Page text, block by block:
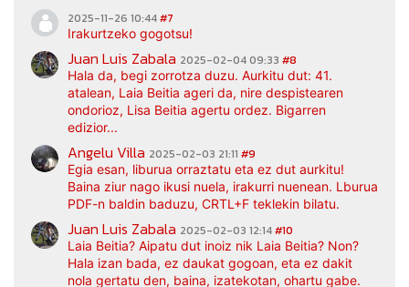
2025-11-26 10:44#7
Irakurtzeko gogotsu!
Juan Luis Zabala 2025-02-04 09:33 #8
Hala da, begi zorrotza duzu. Aurkitu dut: 41.
atalean, Laia Beitia ageri da, nire despistearen
ondorioz, Lisa Beitia agertu ordez. Bigarren
edizior...
Angelu Villa 2025-02-03 21:11 #9
Egia esan, liburua orraztatu eta ez dut aurkitu!
Baina ziur nago ikusi nuela, irakurri nuenean. Lburua
PDF-n baldin baduzu, CRTL+F teklekin bilatu.
Juan Luis Zabala 2025-02-03 12:14#10
Laia Beitia? Aipatu dut inoiz nik Laia Beitia? Non?
Hala izan bada, ez daukat gogoan, eta ez dakit
nola gertatu den, baina, izatekotan, ohartu gabe.